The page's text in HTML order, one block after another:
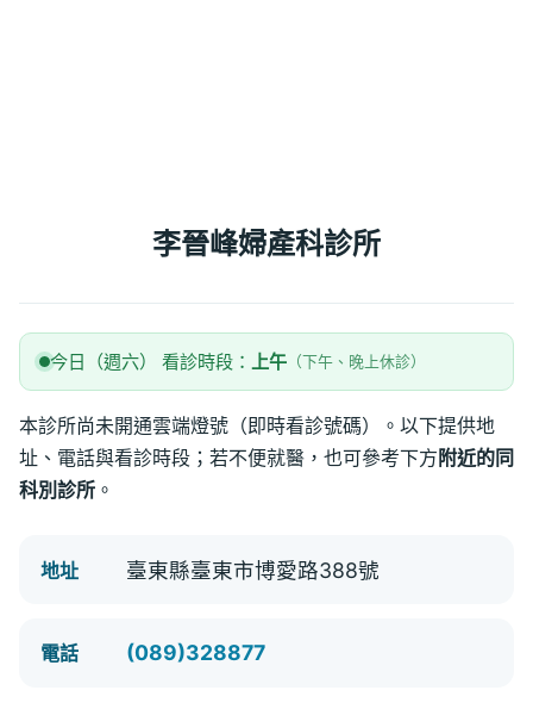
李晉峰婦產科診所
今日（週六） 看診時段： 上午 （下午、晚上休診）
本診所尚未開通雲端燈號（即時看診號碼）。以下提供地
址、電話與看診時段；若不便就醫，也可參考下方 附近的同
科別診所 。
地址 臺東縣臺東市博愛路388號
電話 (089)328877